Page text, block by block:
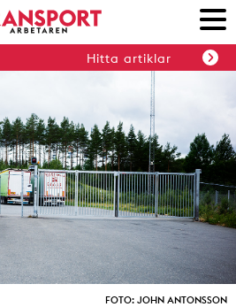
Hitta artiklar
FOTO: JOHN ANTONSSON